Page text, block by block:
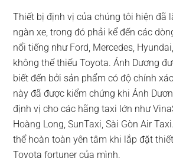
Thiết bị định vị của chúng tôi hiện đã
ngàn xe, trong đó phải kể đến các
nổi tiếng như Ford, Mercedes,
không thể thiếu Toyota. Ánh Dương
biết đến bởi sản phẩm có độ chính
này đã được kiểm chứng khi Ánh
định vị cho các hãng taxi lớn như
Hoàng Long, SunTaxi, Sài Gòn Air
thể hoàn toàn yên tâm khi lắp đặt
Toyota fortuner của mình.